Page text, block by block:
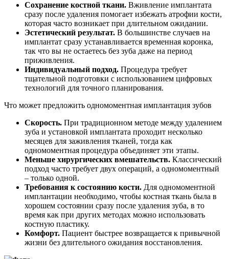
Сохранение костной ткани. Вживление имплантата
сразу после удаления помогает избежать атрофии кости,
которая часто возникает при длительном ожидании.
Эстетический результат. В большинстве случаев на
имплантат сразу устанавливается временная коронка,
так что вы не остаетесь без зуба даже на период
приживления.
Индивидуальный подход. Процедура требует
тщательной подготовки с использованием цифровых
технологий для точного планирования.
Что может предложить одномоментная имплантация зубов
Скорость. При традиционном методе между удалением
зуба и установкой имплантата проходит несколько
месяцев для заживления тканей, тогда как
одномоментная процедура объединяет эти этапы.
Меньше хирургических вмешательств. Классический
подход часто требует двух операций, а одномоментный
– только одной.
Требования к состоянию кости. Для одномоментной
имплантации необходимо, чтобы костная ткань была в
хорошем состоянии сразу после удаления зуба, в то
время как при других методах можно использовать
костную пластику.
Комфорт. Пациент быстрее возвращается к привычной
жизни без длительного ожидания восстановления.